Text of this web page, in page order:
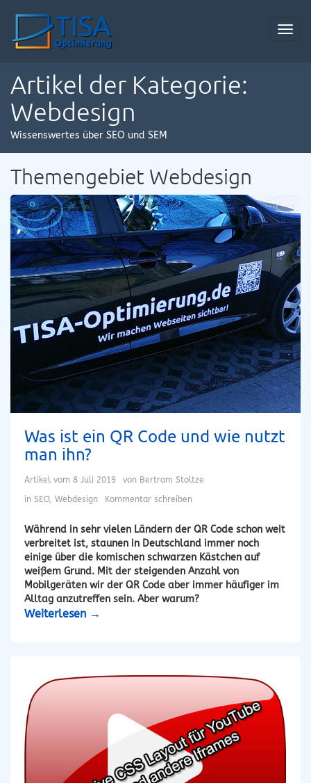
Artikel der Kategorie:
Webdesign
Wissenswertes über SEO und SEM
Themengebiet Webdesign
Was ist ein QR Code und wie nutzt
man ihn?
Artikel vom 8 Juli 2019 von Bertram Stoltze
in SEO, Webdesign Kommentar schreiben
Während in sehr vielen Ländern der QR Code schon weit
verbreitet ist, staunen in Deutschland immer noch
einige über die komischen schwarzen Kästchen auf
weißem Grund. Mit der steigenden Anzahl von
Mobilgeräten wir der QR Code aber immer häufiger im
Alltag anzutreffen sein. Aber warum?
Weiterlesen →